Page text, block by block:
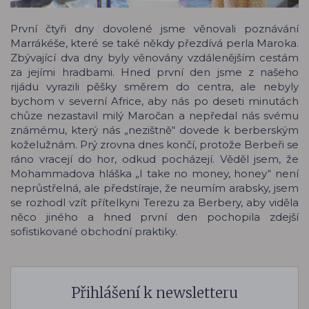
První čtyři dny dovolené jsme věnovali poznávání
Marrákéše, které se také někdy přezdívá perla Maroka.
Zbývající dva dny byly věnovány vzdálenějším cestám
za jejími hradbami. Hned první den jsme z našeho
rijádu vyrazili pěšky směrem do centra, ale nebyly
bychom v severní Africe, aby nás po deseti minutách
chůze nezastavil milý Maročan a nepředal nás svému
známému, který nás „nezištně“ dovede k berberským
koželužnám. Prý zrovna dnes končí, protože Berbeři se
ráno vracejí do hor, odkud pocházejí. Věděl jsem, že
Mohammadova hláška „I take no money, honey“ není
neprůstřelná, ale předstíraje, že neumím arabsky, jsem
se rozhodl vzít přítelkyni Terezu za Berbery, aby viděla
něco jiného a hned první den pochopila zdejší
sofistikované obchodní praktiky.
Přihlášení k newsletteru